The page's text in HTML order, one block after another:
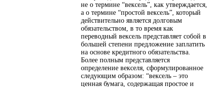
не о термине “вексель”, как утверждается,
а о термине “простой вексель”, который
действительно является долговым
обязательством, в то время как
переводный вексель представляет собой в
большей степени предложение заплатить
на основе кредитного обязательства.
Более полным представляется
определение векселя, сформулированное
следующим образом: “вексель – это
ценная бумага, содержащая простое и